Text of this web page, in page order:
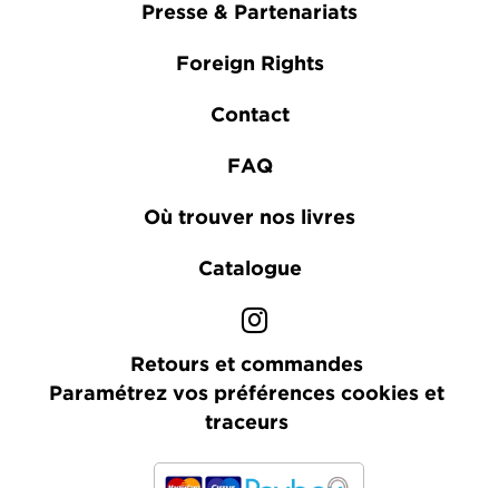
Presse & Partenariats
Foreign Rights
Contact
FAQ
Où trouver nos livres
Catalogue
Retours et commandes
Paramétrez vos préférences cookies et
traceurs